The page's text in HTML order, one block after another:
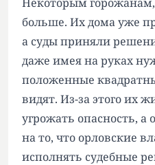
больше. Их дома уже
а суды приняли
даже имея на руках
положенные
видят. Из-за этого их
угрожать опасность, а
на то, что орловские
исполнять судебные